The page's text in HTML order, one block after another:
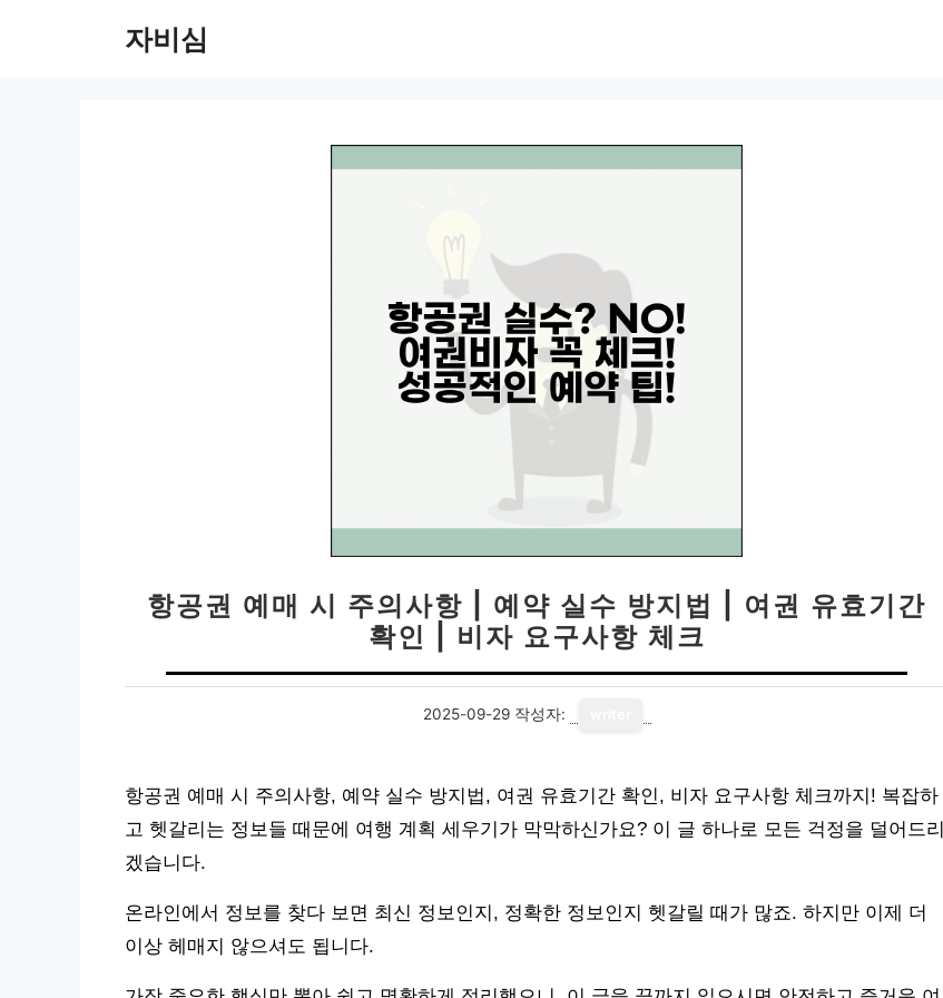
자비심
항공권 예매 시 주의사항 | 예약 실수 방지법 | 여권 유효기간
확인 | 비자 요구사항 체크
2025-09-29 작성자:
항공권 예매 시 주의사항, 예약 실수 방지법, 여권 유효기간 확인, 비자 요구사항 체크까지! 복잡하
고 헷갈리는 정보들 때문에 여행 계획 세우기가 막막하신가요? 이 글 하나로 모든 걱정을 덜어드리
겠습니다.
온라인에서 정보를 찾다 보면 최신 정보인지, 정확한 정보인지 헷갈릴 때가 많죠. 하지만 이제 더
이상 헤매지 않으셔도 됩니다.